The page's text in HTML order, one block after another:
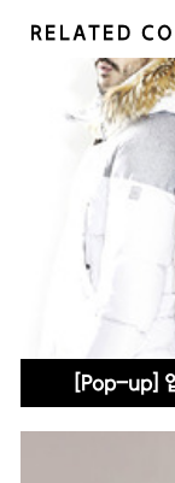
RELATED
[Pop-up]